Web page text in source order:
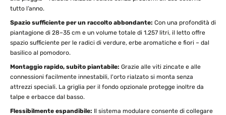
tutto l’anno.
Spazio sufficiente per un raccolto abbondante: Con una profondità di
piantagione di 28–35 cm e un volume totale di 1.257 litri, il letto offre
spazio sufficiente per le radici di verdure, erbe aromatiche e fiori – dal
basilico al pomodoro.
Montaggio rapido, subito piantabile: Grazie alle viti zincate e alle
connessioni facilmente innestabili, l'orto rialzato si monta senza
attrezzi speciali. La griglia per il fondo opzionale protegge inoltre da
talpe e erbacce dal basso.
Flessibilmente espandibile: Il sistema modulare consente di collegare